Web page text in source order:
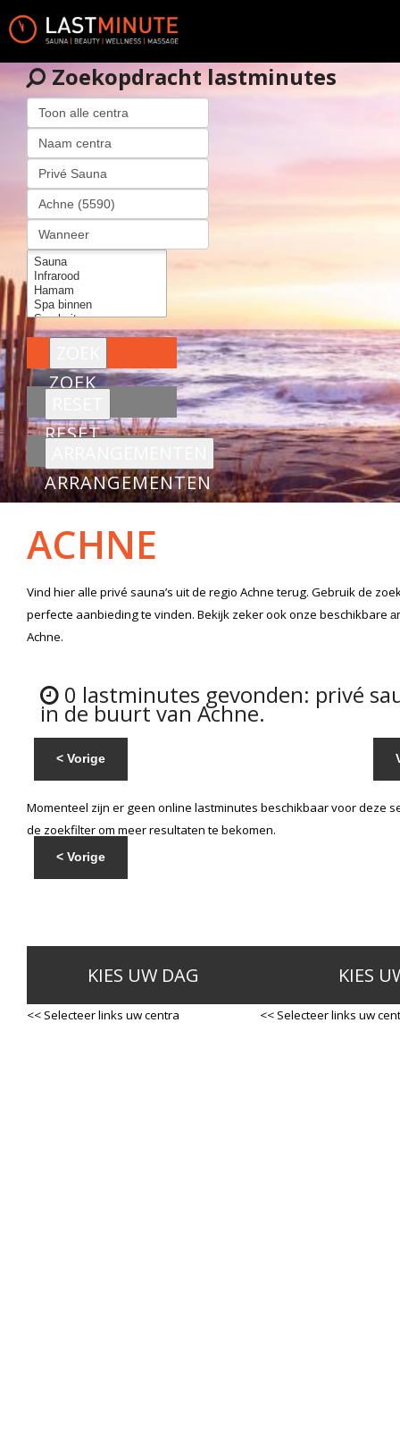
Zoekopdracht lastminutes
ZOEK
RESET
ARRANGEMENTEN
ACHNE
Vind hier alle privé sauna’s uit de regio Achneterug. Gebruik de
perfecte aanbieding te vinden. Bekijk zeker ook onze beschikbare
Achne.
0 lastminutes gevonden: privé
in de buurt van Achne.
< Vorige
Momenteel zijn er geen online lastminutes beschikbaar voor deze
de zoekfilter om meer resultaten te bekomen.
< Vorige
KIES UW DAG
<< Selecteer links uw centra
KIES
<< Selecteer links uw